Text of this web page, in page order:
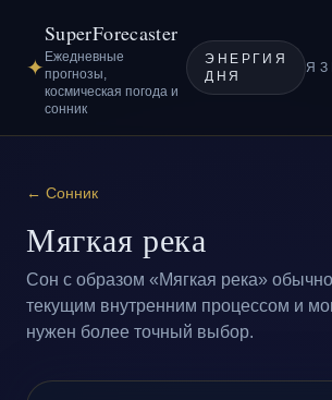
✦
SuperForecaster
Ежедневные
прогнозы,
космическая погода и
сонник
ЭНЕРГИЯ
ДНЯ
← Сонник
Мягкая река
Сон с образом «Мягкая река»
текущим внутренним процессом и
нужен более точный выбор.